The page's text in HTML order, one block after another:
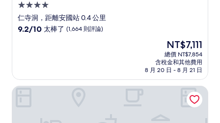
4.0
星
級
仁寺洞，距離安國站 0.4 公里
9.2
太
棒
9.2/10 太棒了 (1,664 則評論)
現
在
價
格
為
NT$7,111
NT$7,111
總價 NT$7,854
含稅金和其他費用
8 月 20 日 - 8 月 21 日
Hanok DAAM 飯店